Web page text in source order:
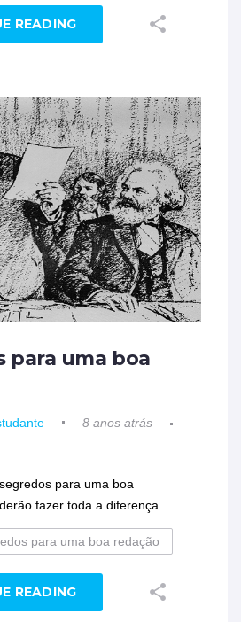
READING
para uma boa
8 anos atrás
para uma boa
fazer toda a diferença
para uma boa redação
READING